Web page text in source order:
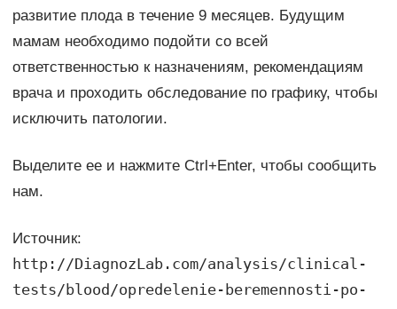
развитие плода в течение 9 месяцев. Будущим
мамам необходимо подойти со всей
ответственностью к назначениям, рекомендациям
врача и проходить обследование по графику, чтобы
исключить патологии.
Выделите ее и нажмите Ctrl+Enter, чтобы сообщить
нам.
Источник:
http://DiagnozLab.com/analysis/clinical-
tests/blood/opredelenie-beremennosti-po-